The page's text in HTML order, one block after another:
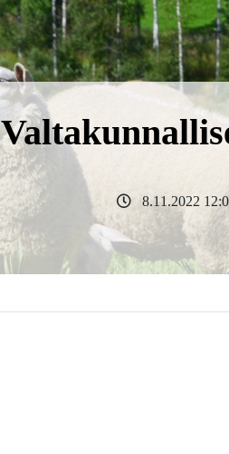
8.11.2022